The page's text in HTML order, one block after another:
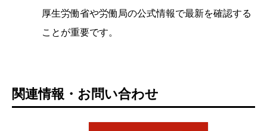
厚生労働省や労働局の公式情報で最新を確認する
ことが重要です。
関連情報・お問い合わせ